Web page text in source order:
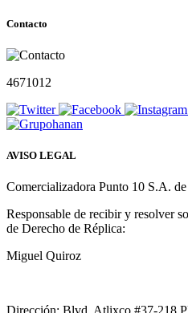
Contacto
4671012
AVISO LEGAL
Comercializadora Punto 10 S.A.
Responsable de recibir y resolver
de Derecho de Réplica:
Miguel Quiroz